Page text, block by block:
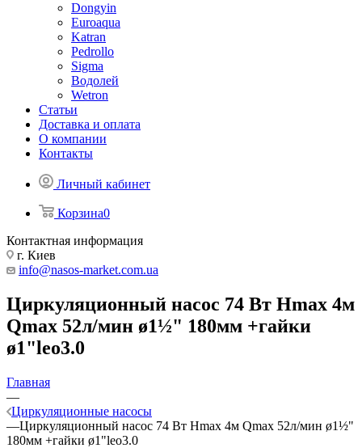
Dongyin
Euroaqua
Katran
Pedrollo
Sigma
Водолей
Wetron
Статьи
Доставка и оплата
О компании
Контакты
Личный кабинет
Корзина0
Контактная информация
г. Киев
info@nasos-market.com.ua
Циркуляционный насос 74 Вт Hmax 4м
Qmax 52л/мин ø1½" 180мм +гайки
ø1"leo3.0
Главная
—
Циркуляционные насосы
—Циркуляционный насос 74 Вт Hmax 4м Qmax 52л/мин ø1½"
180мм +гайки ø1"leo3.0